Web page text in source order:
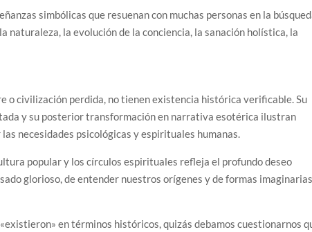
simbólicas que resuenan con muchas personas en la
naturaleza, la evolución de la conciencia, la sanación holística, la
o civilización perdida, no tienen existencia histórica verificable. Su
y su posterior transformación en narrativa esotérica ilustran
necesidades psicológicas y espirituales humanas.
popular y los círculos espirituales refleja el profundo deseo
glorioso, de entender nuestros orígenes y de formas imaginarias
en términos históricos, quizás debamos cuestionarnos